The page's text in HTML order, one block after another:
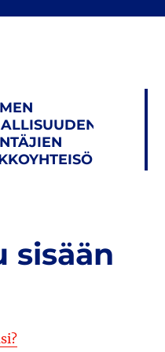
sisään